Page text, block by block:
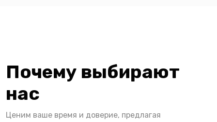
Почему выбирают
нас
Ценим ваше время и доверие, предлагая